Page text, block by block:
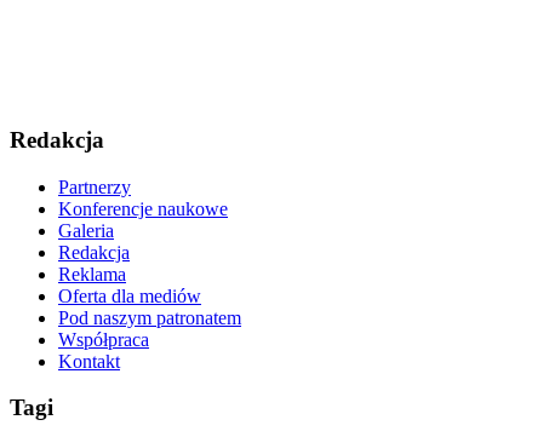
Redakcja
Partnerzy
Konferencje naukowe
Galeria
Redakcja
Reklama
Oferta dla mediów
Pod naszym patronatem
Współpraca
Kontakt
Tagi